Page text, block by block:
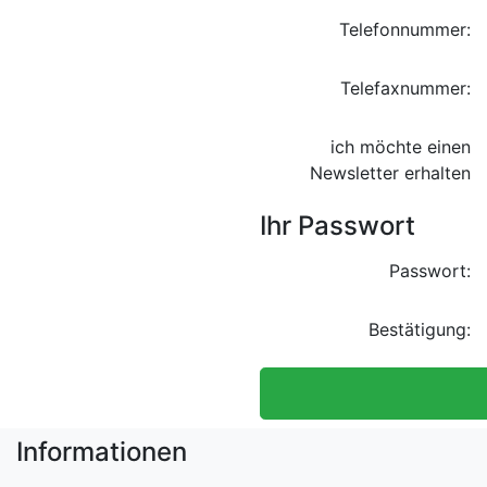
Telefonnummer:
Telefaxnummer:
ich möchte einen
Newsletter erhalten
Ihr Passwort
Passwort:
Bestätigung:
Informationen